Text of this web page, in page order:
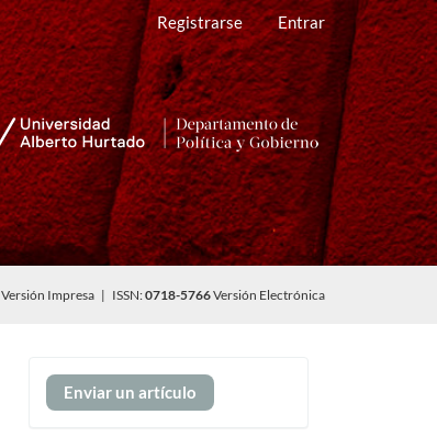
Registrarse Entrar
Versión Impresa | ISSN:0718-5766Versión Electrónica
Enviar
un
Enviar un artículo